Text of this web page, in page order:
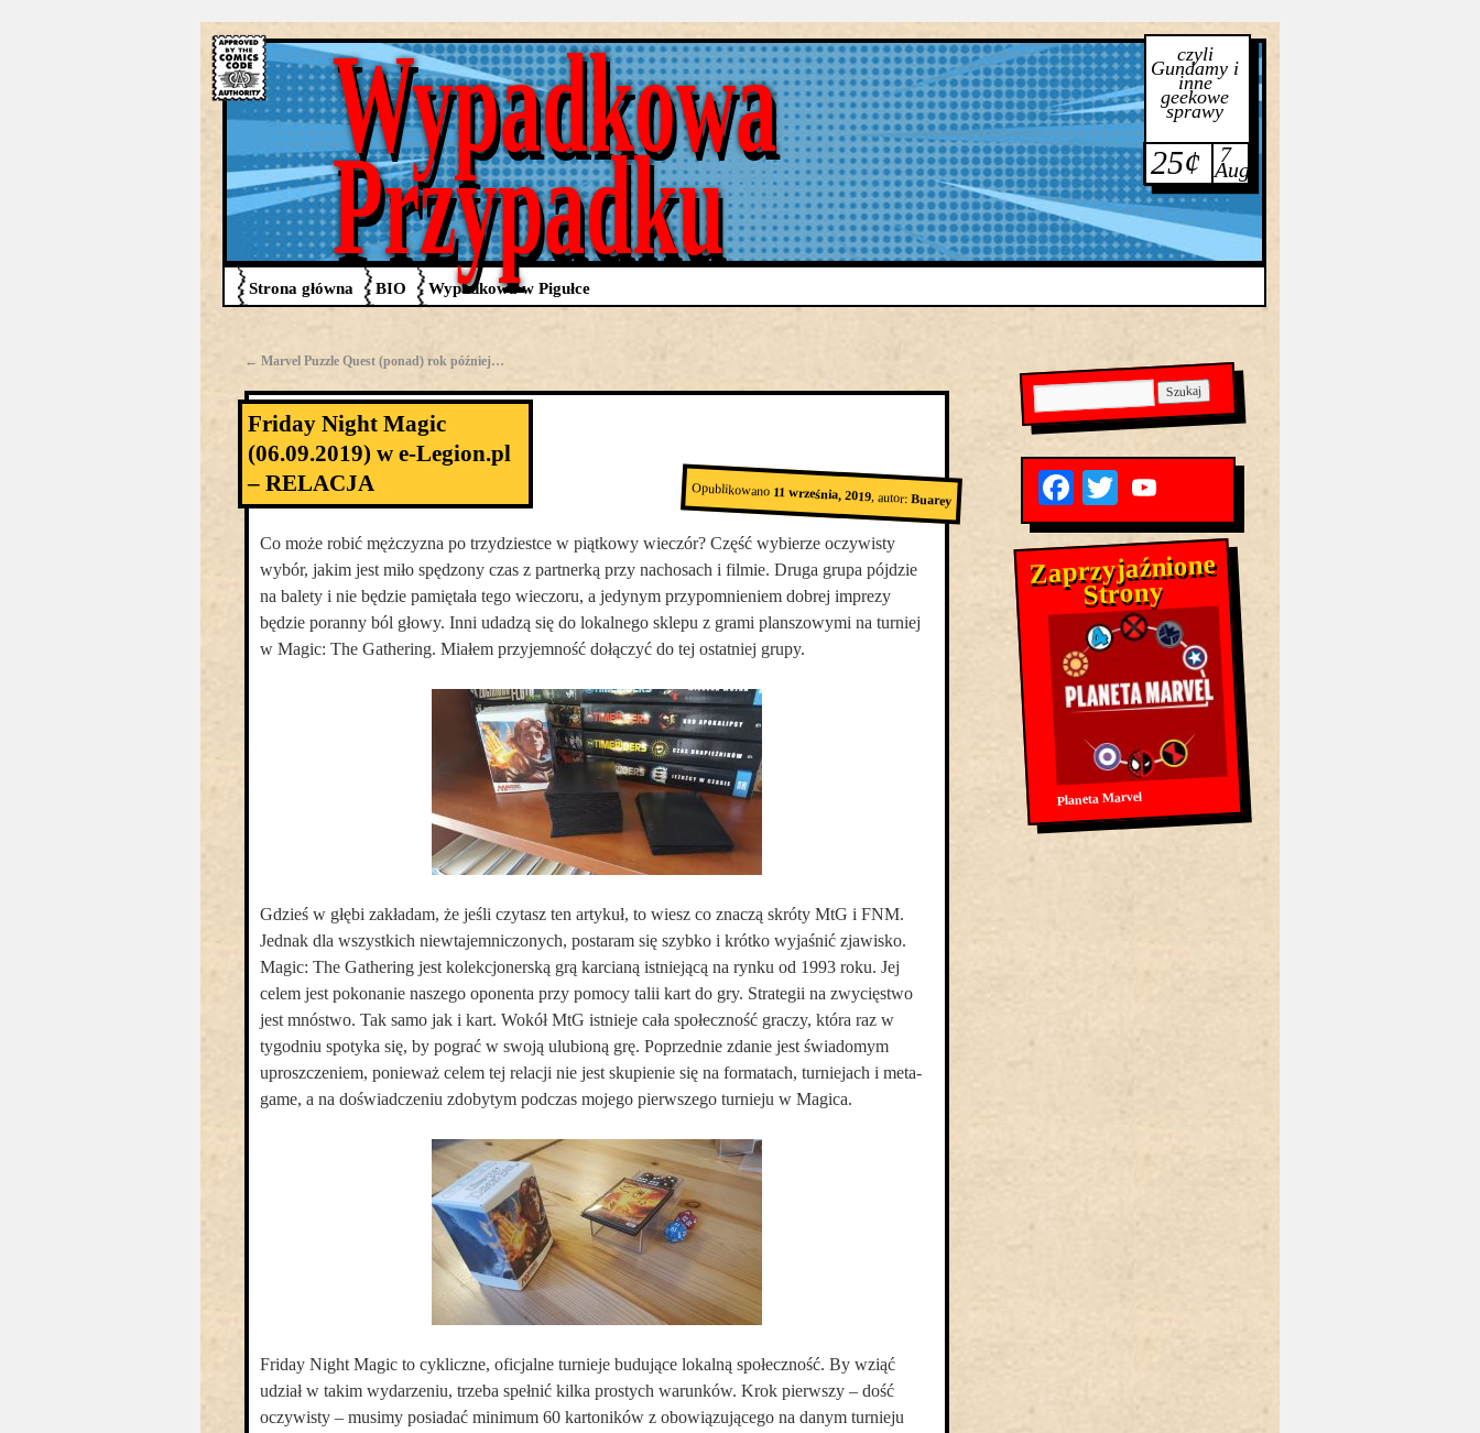
Wypadkowa
Przypadku
czyli
Gundamy i
inne
geekowe
sprawy
25¢ 7
Aug
Strona główna BIO Wypadkowa w Pigułce
← Marvel Puzzle Quest (ponad) rok później…
Friday Night Magic
(06.09.2019) w e-Legion.pl
– RELACJA
Opublikowano 11 września, 2019,autor:Buarey
Co może robić mężczyzna po trzydziestce w piątkowy wieczór? Część wybierze oczywisty
wybór, jakim jest miło spędzony czas z partnerką przy nachosach i filmie. Druga grupa pójdzie
na balety i nie będzie pamiętała tego wieczoru, a jedynym przypomnieniem dobrej imprezy
będzie poranny ból głowy. Inni udadzą się do lokalnego sklepu z grami planszowymi na turniej
w Magic: The Gathering. Miałem przyjemność dołączyć do tej ostatniej grupy.
Gdzieś w głębi zakładam, że jeśli czytasz ten artykuł, to wiesz co znaczą skróty MtG i FNM.
Jednak dla wszystkich niewtajemniczonych, postaram się szybko i krótko wyjaśnić zjawisko.
Magic: The Gathering jest kolekcjonerską grą karcianą istniejącą na rynku od 1993 roku. Jej
celem jest pokonanie naszego oponenta przy pomocy talii kart do gry. Strategii na zwycięstwo
jest mnóstwo. Tak samo jak i kart. Wokół MtG istnieje cała społeczność graczy, która raz w
tygodniu spotyka się, by pograć w swoją ulubioną grę. Poprzednie zdanie jest świadomym
uproszczeniem, ponieważ celem tej relacji nie jest skupienie się na formatach, turniejach i meta-
game, a na doświadczeniu zdobytym podczas mojego pierwszego turnieju w Magica.
Friday Night Magic to cykliczne, oficjalne turnieje budujące lokalną społeczność. By wziąć
udział w takim wydarzeniu, trzeba spełnić kilka prostych warunków. Krok pierwszy – dość
oczywisty – musimy posiadać minimum 60 kartoników z obowiązującego na danym turnieju
Facebook
TwitterYouTube
Zaprzyjaźnione
Strony
Planeta Marvel